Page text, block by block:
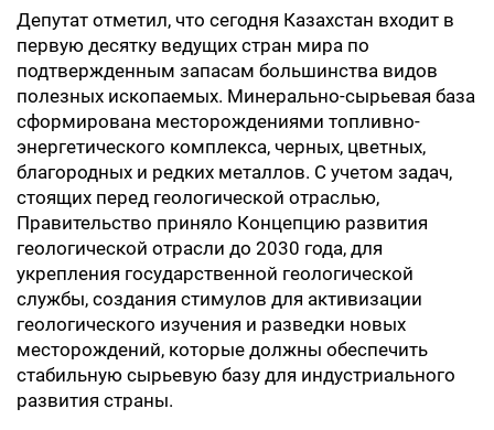
Депутат отметил, что сегодня Казахстан входит в
первую десятку ведущих стран мира по
подтвержденным запасам большинства видов
полезных ископаемых. Минерально-сырьевая база
сформирована месторождениями топливно-
энергетического комплекса, черных, цветных,
благородных и редких металлов. С учетом задач,
стоящих перед геологической отраслью,
Правительство приняло Концепцию развития
геологической отрасли до 2030 года, для
укрепления государственной геологической
службы, создания стимулов для активизации
геологического изучения и разведки новых
месторождений, которые должны обеспечить
стабильную сырьевую базу для индустриального
развития страны.